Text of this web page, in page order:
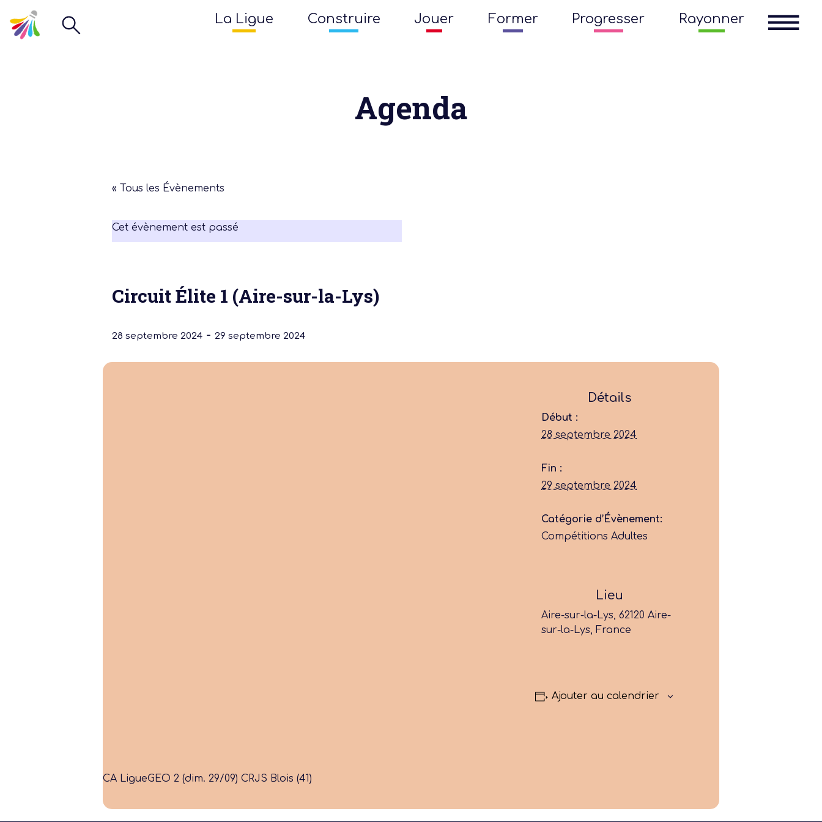
La Ligue Construire Jouer Former Progresser Rayonner
Construire
Jouer
Progresser
Rayonner
Agenda
« Tous les Évènements
Cet évènement est passé
Circuit Élite 1 (Aire-sur-la-Lys)
28 septembre 2024 - 29 septembre 2024
Détails
Début :
28 septembre 2024
Fin :
29 septembre 2024
Catégorie d’Évènement:
Compétitions Adultes
Lieu
Aire-sur-la-Lys, 62120 Aire-
sur-la-Lys, France
Ajouter au calendrier
CA LigueGEO 2 (dim. 29/09) CRJS Blois (41)